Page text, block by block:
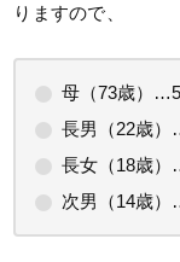
りますので、
母（73歳）
長男（22歳
長女（18歳
次男（14歳